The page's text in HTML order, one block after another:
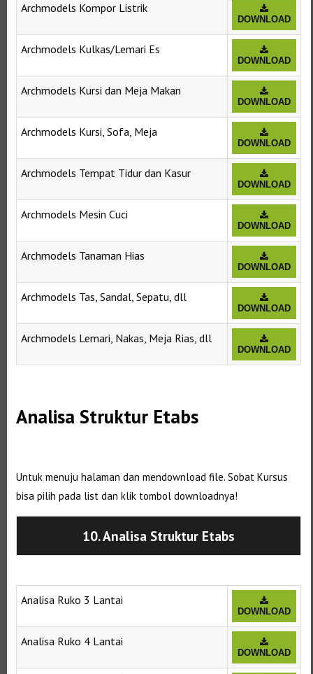
Archmodels Kompor Listrik
DOWNLOAD
Archmodels Kulkas/Lemari Es
DOWNLOAD
Archmodels Kursi dan Meja Makan
DOWNLOAD
Archmodels Kursi, Sofa, Meja
DOWNLOAD
Archmodels Tempat Tidur dan Kasur
DOWNLOAD
Archmodels Mesin Cuci
DOWNLOAD
Archmodels Tanaman Hias
DOWNLOAD
Archmodels Tas, Sandal, Sepatu, dll
DOWNLOAD
Archmodels Lemari, Nakas, Meja Rias, dll
DOWNLOAD
Analisa Struktur Etabs
Untuk menuju halaman dan mendownload file. Sobat Kursus
bisa pilih pada list dan klik tombol downloadnya!
10. Analisa Struktur Etabs
Analisa Ruko 3 Lantai
DOWNLOAD
Analisa Ruko 4 Lantai
DOWNLOAD